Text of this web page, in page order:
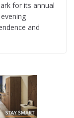
for its annual
and